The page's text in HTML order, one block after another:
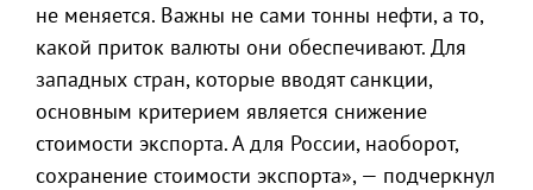
не меняется. Важны не сами тонны нефти, а то,
какой приток валюты они обеспечивают. Для
западных стран, которые вводят санкции,
основным критерием является снижение
стоимости экспорта. А для России, наоборот,
сохранение стоимости экспорта», — подчеркнул